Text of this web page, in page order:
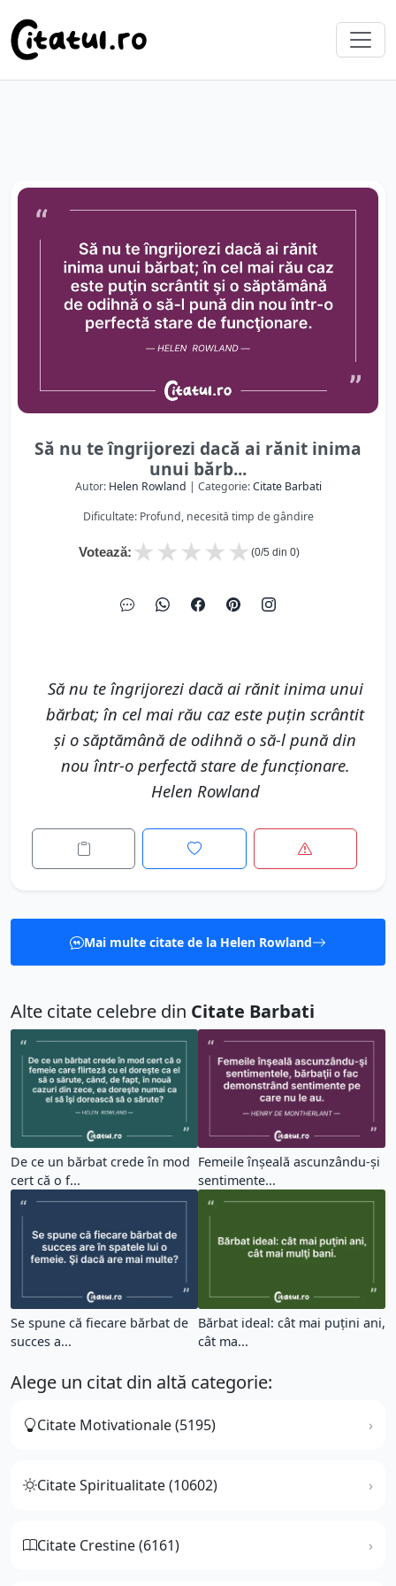
Să nu te îngrijorezi dacă ai rănit inima
unui bărb...
Autor: Helen Rowland | Categorie:Citate Barbati
Dificultate: Profund, necesită timp de gândire
Votează: ★
★
★
★
★ (0/5 din 0)
Să nu te îngrijorezi dacă ai rănit inima unui
bărbat; în cel mai rău caz este puţin scrântit
şi o săptămână de odihnă o să-l pună din
nou într-o perfectă stare de funcţionare.
Helen Rowland
Mai multe citate de la Helen Rowland
Alte citate celebre din Citate Barbati
De ce un bărbat crede în mod
cert că o f...
Femeile înşeală ascunzându-şi
sentimente...
Se spune că fiecare bărbat de
succes a...
Bărbat ideal: cât mai puţini ani,
cât ma...
Alege un citat din altă categorie:
Citate Motivationale (5195)
Citate Spiritualitate (10602)
Citate Crestine (6161)